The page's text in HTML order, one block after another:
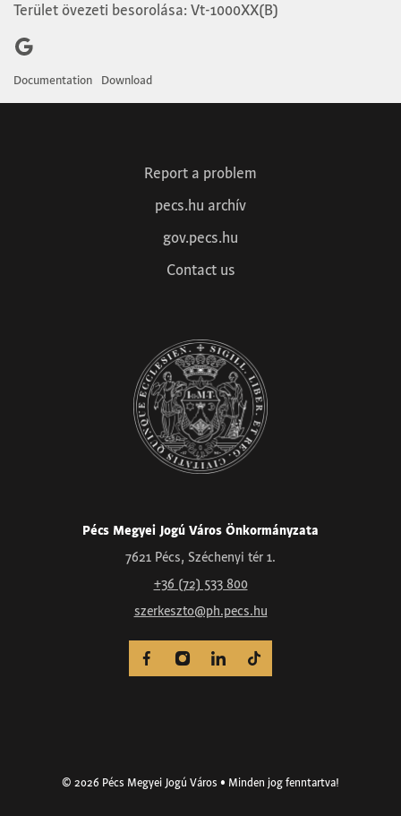
Terület övezeti besorolása: Vt-1000XX(B)
Google
Documentation Download
Report a problem
pecs.hu archív
gov.pecs.hu
Contact us
Pécs Megyei Jogú Város Önkormányzata
7621 Pécs, Széchenyi tér 1.
+36 (72) 533 800
szerkeszto@ph.pecs.hu
© 2026 Pécs Megyei Jogú Város • Minden jog fenntartva!